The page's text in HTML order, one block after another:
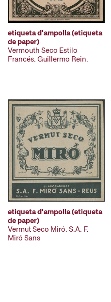
etiqueta d'ampolla (etiqueta
de paper)
Vermouth Seco Estilo
Francés. Guillermo Rein.
etiqueta d'ampolla (etiqueta
de paper)
Vermut Seco Miró. S.A. F.
Miró Sans